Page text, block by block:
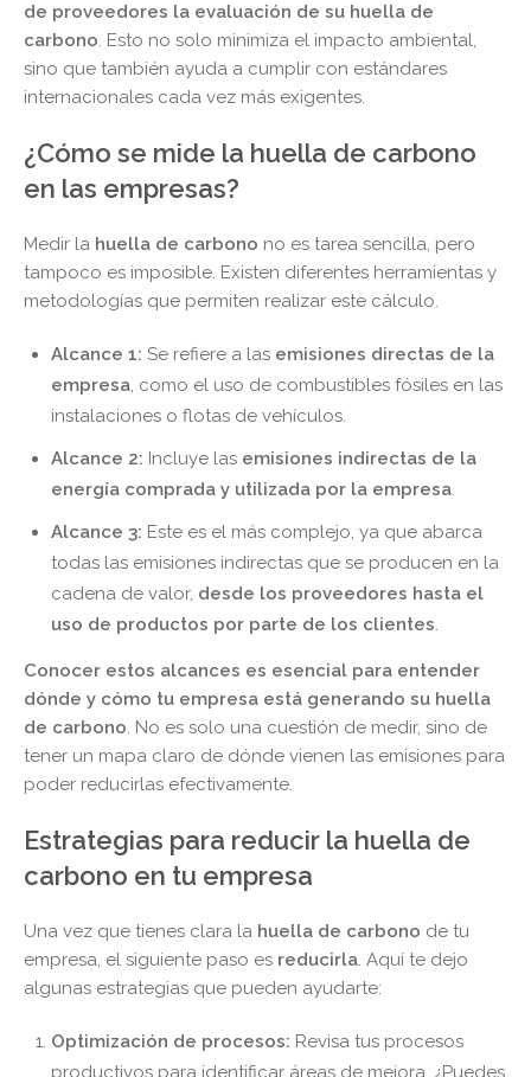
de proveedores la evaluación de su huella de
carbono. Esto no solo minimiza el impacto ambiental,
sino que también ayuda a cumplir con estándares
internacionales cada vez más exigentes.
¿Cómo se mide la huella de carbono
en las empresas?
Medir la huella de carbono no es tarea sencilla, pero
tampoco es imposible. Existen diferentes herramientas y
metodologías que permiten realizar este cálculo.
Alcance 1: Se refiere a las emisiones directas de la
empresa, como el uso de combustibles fósiles en las
instalaciones o flotas de vehículos.
Alcance 2: Incluye las emisiones indirectas de la
energía comprada y utilizada por la empresa.
Alcance 3: Este es el más complejo, ya que abarca
todas las emisiones indirectas que se producen en la
cadena de valor, desde los proveedores hasta el
uso de productos por parte de los clientes.
Conocer estos alcances es esencial para entender
dónde y cómo tu empresa está generando su huella
de carbono. No es solo una cuestión de medir, sino de
tener un mapa claro de dónde vienen las emisiones para
poder reducirlas efectivamente.
Estrategias para reducir la huella de
carbono en tu empresa
Una vez que tienes clara la huella de carbono de tu
empresa, el siguiente paso es reducirla. Aquí te dejo
algunas estrategias que pueden ayudarte:
Optimización de procesos: Revisa tus procesos
productivos para identificar áreas de mejora. ¿Puedes